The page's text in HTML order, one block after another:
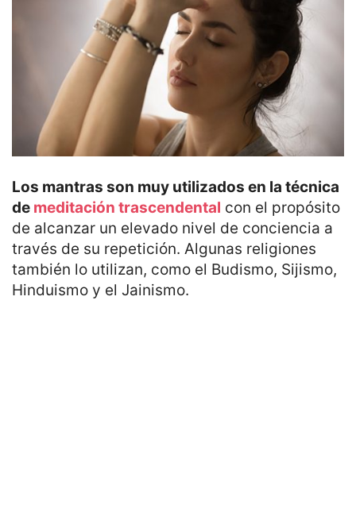
Los mantras son muy utilizados en la técnica
de meditación trascendental con el propósito
de alcanzar un elevado nivel de conciencia a
través de su repetición. Algunas religiones
también lo utilizan, como el Budismo, Sijismo,
Hinduismo y el Jainismo.